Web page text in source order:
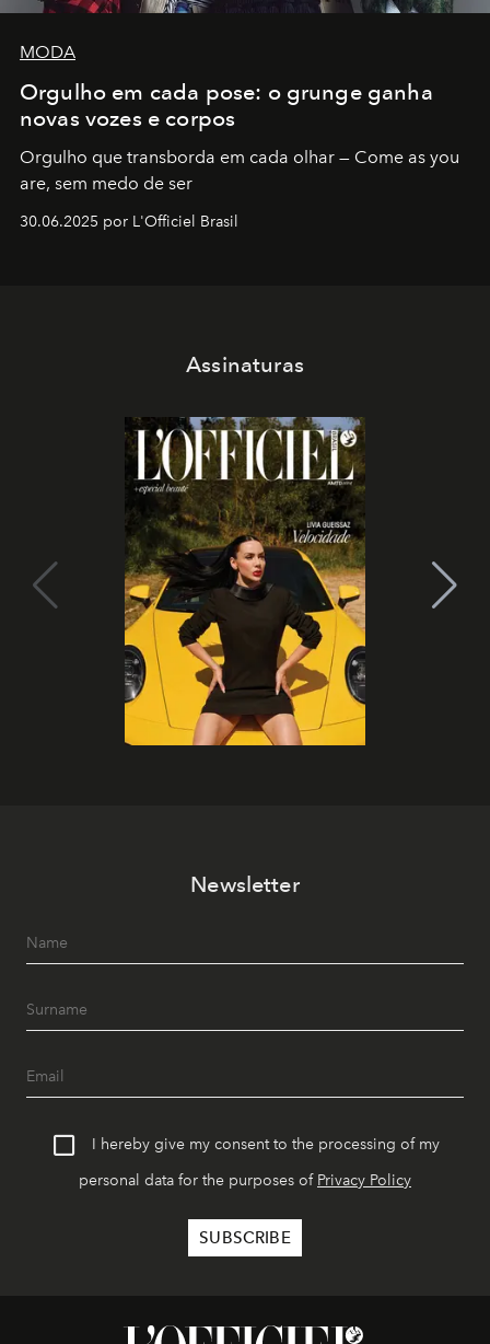
MODA
Orgulho em cada pose: o grunge ganha
novas vozes e corpos
Orgulho que transborda em cada olhar — Come as you
are, sem medo de ser
30.06.2025 por L'Officiel Brasil
Assinaturas
Newsletter
I hereby give my consent to the processing of my
personal data for the purposes of Privacy Policy